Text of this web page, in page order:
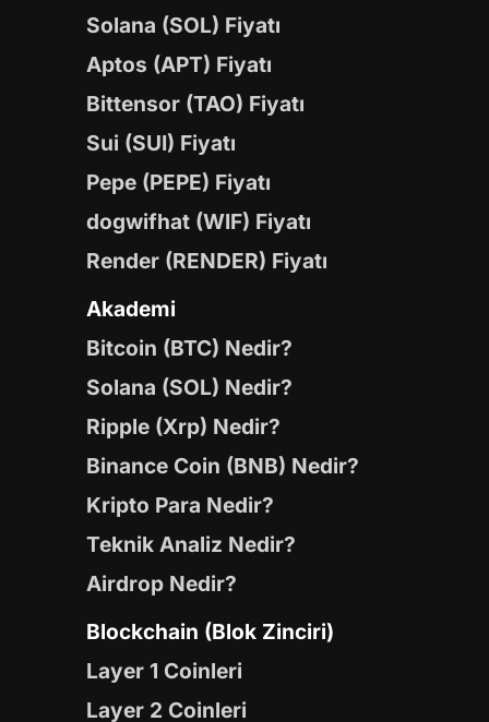
Solana (SOL) Fiyatı
Aptos (APT) Fiyatı
Bittensor (TAO) Fiyatı
Sui (SUI) Fiyatı
Pepe (PEPE) Fiyatı
dogwifhat (WIF) Fiyatı
Render (RENDER) Fiyatı
Akademi
Bitcoin (BTC) Nedir?
Solana (SOL) Nedir?
Ripple (Xrp) Nedir?
Binance Coin (BNB) Nedir?
Kripto Para Nedir?
Teknik Analiz Nedir?
Airdrop Nedir?
Blockchain (Blok Zinciri)
Layer 1 Coinleri
Layer 2 Coinleri